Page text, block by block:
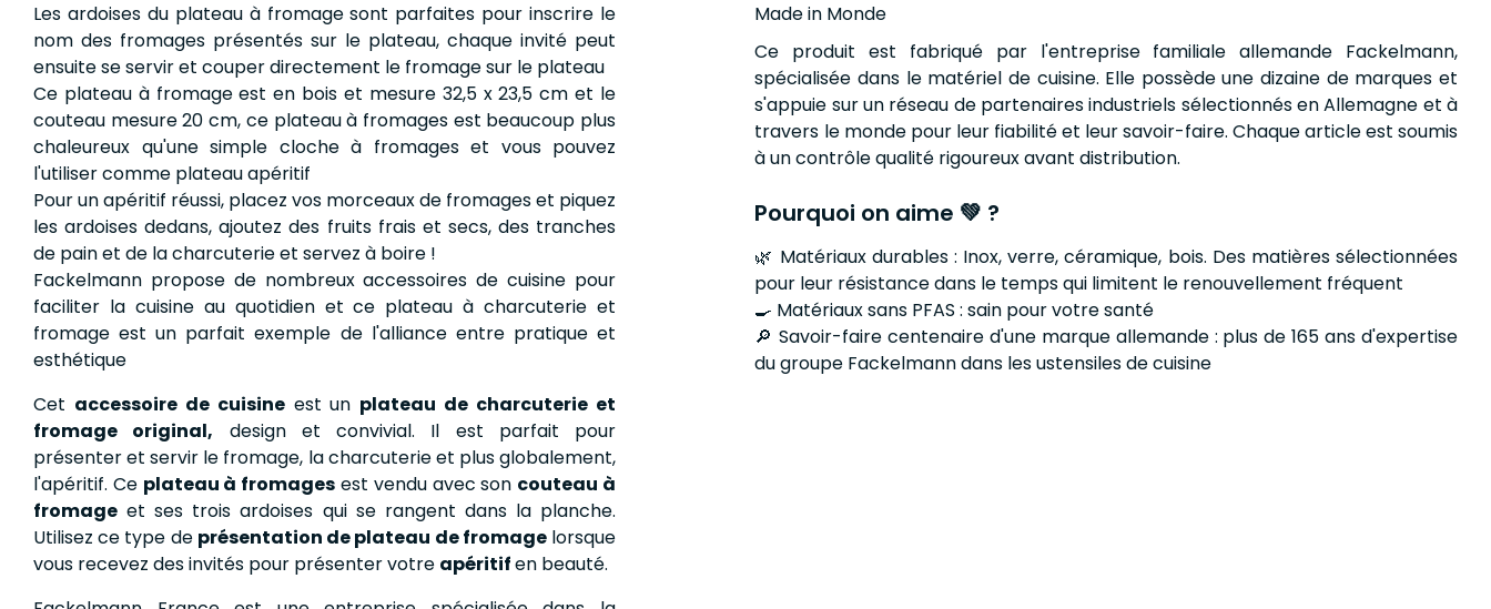
Les ardoises du plateau à fromage sont parfaites pour inscrire le
nom des fromages présentés sur le plateau, chaque invité peut
ensuite se servir et couper directement le fromage sur le plateau
Ce plateau à fromage est en bois et mesure 32,5 x 23,5 cm et le
couteau mesure 20 cm, ce plateau à fromages est beaucoup plus
chaleureux qu'une simple cloche à fromages et vous pouvez
l'utiliser comme plateau apéritif
Pour un apéritif réussi, placez vos morceaux de fromages et piquez
les ardoises dedans, ajoutez des fruits frais et secs, des tranches
de pain et de la charcuterie et servez à boire !
Fackelmann propose de nombreux accessoires de cuisine pour
faciliter la cuisine au quotidien et ce plateau à charcuterie et
fromage est un parfait exemple de l'alliance entre pratique et
esthétique
Cet accessoire de cuisineest un plateau de charcuterie et
fromage original, design et convivial. Il est parfait pour
présenter et servir le fromage, la charcuterie et plus globalement,
l'apéritif. Ce plateau à fromages est vendu avec son couteau à
fromage et ses trois ardoises qui se rangent dans la planche.
Utilisez ce type de présentation de plateau de fromagelorsque
vous recevez des invités pour présenter votre apéritifen beauté.
Made in Monde
Ce produit est fabriqué par l'entreprise familiale allemande Fackelmann,
spécialisée dans le matériel de cuisine. Elle possède une dizaine de marques et
s'appuie sur un réseau de partenaires industriels sélectionnés en Allemagne et à
travers le monde pour leur fiabilité et leur savoir-faire. Chaque article est soumis
à un contrôle qualité rigoureux avant distribution.
Pourquoi on aime 💚 ?
🌿 Matériaux durables : Inox, verre, céramique, bois. Des matières sélectionnées
pour leur résistance dans le temps qui limitent le renouvellement fréquent
🍳 Matériaux sans PFAS : sain pour votre santé
🔎 Savoir-faire centenaire d'une marque allemande : plus de 165 ans d'expertise
du groupe Fackelmann dans les ustensiles de cuisine